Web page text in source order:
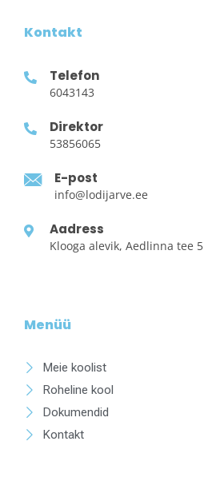
Kontakt
Telefon
6043143
Direktor
53856065
E-post
info@lodijarve.ee
Aadress
Klooga alevik, Aedlinna tee 5
Menüü
Meie koolist
Roheline kool
Dokumendid
Kontakt